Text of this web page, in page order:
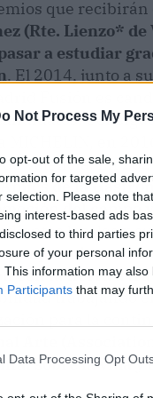
Not Process My
opt-out of the sale,
for targeted
selection. Please note
interest-based ads
to third parties
of your personal
This information may
Participants that may
Data Processing Opt
que recibirán
(Rte. Lienzo* de
a estudiar
. El 2014, junto a
Fusión es
en
Valencia. En
Amics de la
del campo
locales y
compromiso es un
con la tierra a
trabajando
para la
Arte
sobre la vida y